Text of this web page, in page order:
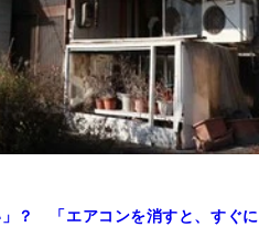
？ 「エアコンを消すと、すぐに